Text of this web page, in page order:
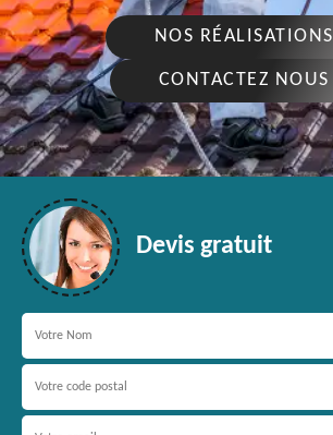
NOS RÉALISATIONS
CONTACTEZ NOUS
Devis gratuit